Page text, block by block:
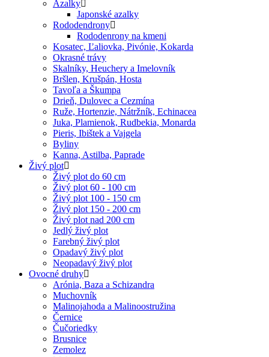
Azalky
Japonské azalky
Rododendrony
Rododenrony na kmeni
Kosatec, Ľaliovka, Pivónie, Kokarda
Okrasné trávy
Skalníky, Heuchery a Imelovník
Bršlen, Krušpán, Hosta
Tavoľa a Škumpa
Drieň, Dulovec a Cezmína
Ruže, Hortenzie, Nátržník, Echinacea
Juka, Plamienok, Rudbekia, Monarda
Pieris, Ibištek a Vajgela
Byliny
Kanna, Astilba, Paprade
Živý plot
Živý plot do 60 cm
Živý plot 60 - 100 cm
Živý plot 100 - 150 cm
Živý plot 150 - 200 cm
Živý plot nad 200 cm
Jedlý živý plot
Farebný živý plot
Opadavý živý plot
Neopadavý živý plot
Ovocné druhy
Arónia, Baza a Schizandra
Muchovník
Malinojahoda a Malinoostružina
Černice
Čučoriedky
Brusnice
Zemolez